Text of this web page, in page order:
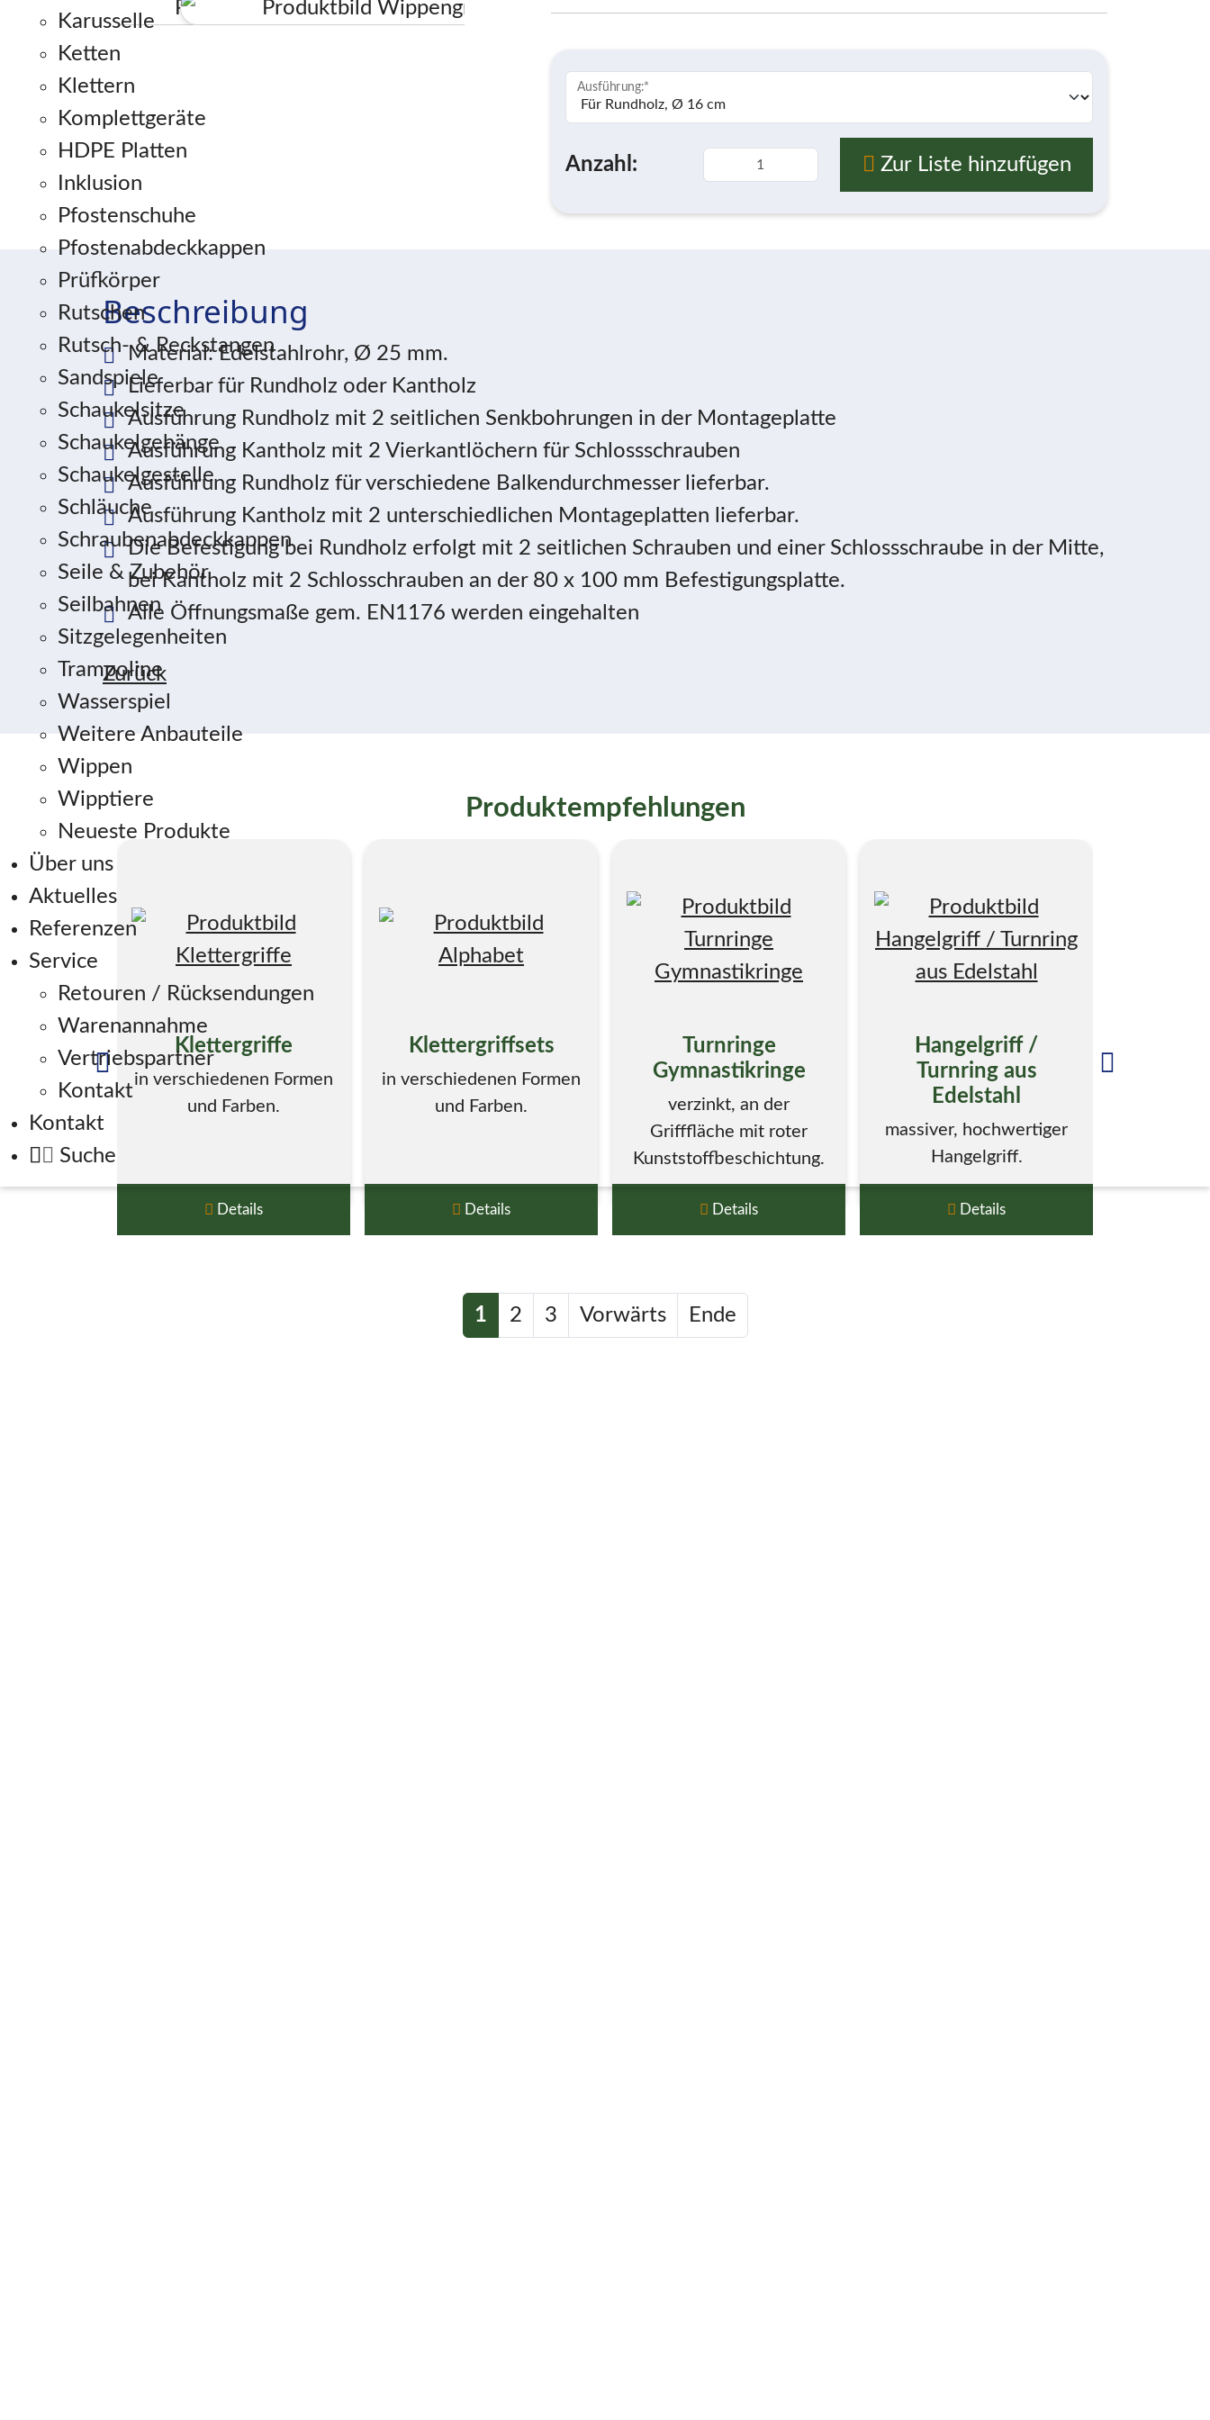
Karusselle
Ketten
Klettern
Komplettgeräte
HDPE Platten
Inklusion
Pfostenschuhe
Pfostenabdeckkappen
Prüfkörper
Rutschen
Rutsch- & Reckstangen
Sandspiele
Schaukelsitze
Schaukelgehänge
Schaukelgestelle
Schläuche
Schraubenabdeckkappen
Seile & Zubehör
Seilbahnen
Sitzgelegenheiten
Trampoline
Wasserspiel
Weitere Anbauteile
Wippen
Wipptiere
Neueste Produkte
Über uns
Aktuelles
Referenzen
Service
Retouren / Rücksendungen
Warenannahme
Vertriebspartner
Kontakt
Kontakt
Suche
Ausführung:*
Anzahl: Zur Liste hinzufügen
Beschreibung
Material: Edelstahlrohr, Ø 25 mm.
Lieferbar für Rundholz oder Kantholz
Ausführung Rundholz mit 2 seitlichen Senkbohrungen in der Montageplatte
Ausführung Kantholz mit 2 Vierkantlöchern für Schlossschrauben
Ausführung Rundholz für verschiedene Balkendurchmesser lieferbar.
Ausführung Kantholz mit 2 unterschiedlichen Montageplatten lieferbar.
Die Befestigung bei Rundholz erfolgt mit 2 seitlichen Schrauben und einer Schlossschraube in der Mitte,
bei Kantholz mit 2 Schlosschrauben an der 80 x 100 mm Befestigungsplatte.
Alle Öffnungsmaße gem. EN1176 werden eingehalten
Zurück
Produktempfehlungen
Klettergriffe
in verschiedenen Formen
und Farben.
Details
Klettergriffsets
in verschiedenen Formen
und Farben.
Details
Turnringe
Gymnastikringe
verzinkt, an der
Grifffläche mit roter
Kunststoffbeschichtung.
Details
Hangelgriff /
Turnring aus
Edelstahl
massiver, hochwertiger
Hangelgriff.
Details
1 2 3 Vorwärts Ende